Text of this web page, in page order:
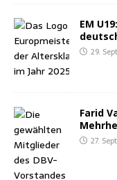
EM
29.
Farid
27.